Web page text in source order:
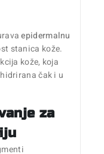
epidermalnu
stanica kože.
kože, koja
čak i u
za